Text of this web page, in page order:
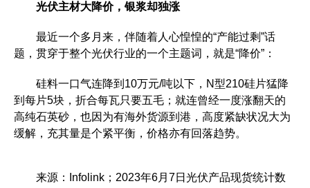
光伏主材大降价，银浆却独涨
最近一个多月来，伴随着人心惶惶的“产能过剩”话
题，贯穿于整个光伏行业的一个主题词，就是“降价”：
硅料一口气连降到10万元/吨以下，N型210硅片猛降
到每片5块，折合每瓦只要五毛；就连曾经一度涨翻天的
高纯石英砂，也因为有海外货源到港，高度紧缺状况大为
缓解，充其量是个紧平衡，价格亦有回落趋势。
来源：Infolink；2023年6月7日光伏产品现货统计数